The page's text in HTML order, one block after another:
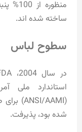
ساخته شده اند.
سطوح لباس
استاندارد ملی
شده بود، پذیرفت.